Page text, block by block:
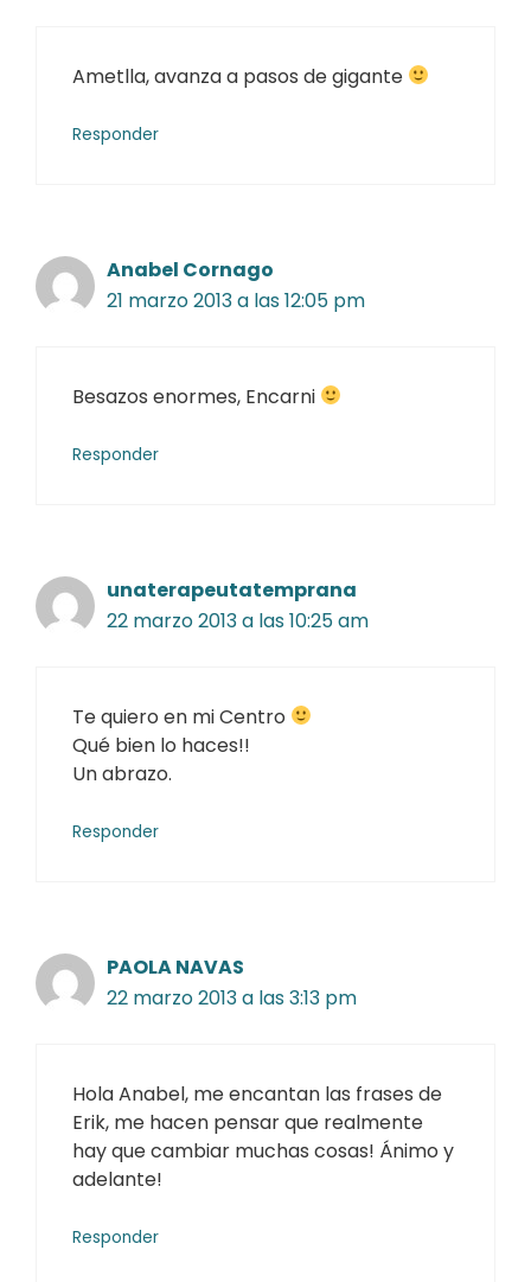
Ametlla, avanza a pasos de gigante
Responder
Anabel Cornago
21 marzo 2013 a las 12:05 pm
Besazos enormes, Encarni
Responder
unaterapeutatemprana
22 marzo 2013 a las 10:25 am
Te quiero en mi Centro
Qué bien lo haces!!
Un abrazo.
Responder
PAOLA NAVAS
22 marzo 2013 a las 3:13 pm
Hola Anabel, me encantan las frases de
Erik, me hacen pensar que realmente
hay que cambiar muchas cosas! Ánimo y
adelante!
Responder